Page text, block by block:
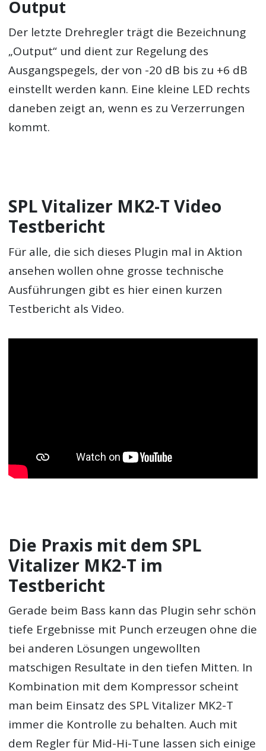
Output
Der letzte Drehregler trägt die Bezeichnung
„Output“ und dient zur Regelung des
Ausgangspegels, der von -20 dB bis zu +6 dB
einstellt werden kann. Eine kleine LED rechts
daneben zeigt an, wenn es zu Verzerrungen
kommt.
SPL Vitalizer MK2-T Video
Testbericht
Für alle, die sich dieses Plugin mal in Aktion
ansehen wollen ohne grosse technische
Ausführungen gibt es hier einen kurzen
Testbericht als Video.
Die Praxis mit dem SPL
Vitalizer MK2-T im
Testbericht
Gerade beim Bass kann das Plugin sehr schön
tiefe Ergebnisse mit Punch erzeugen ohne die
bei anderen Lösungen ungewollten
matschigen Resultate in den tiefen Mitten. In
Kombination mit dem Kompressor scheint
man beim Einsatz des SPL Vitalizer MK2-T
immer die Kontrolle zu behalten. Auch mit
dem Regler für Mid-Hi-Tune lassen sich einige